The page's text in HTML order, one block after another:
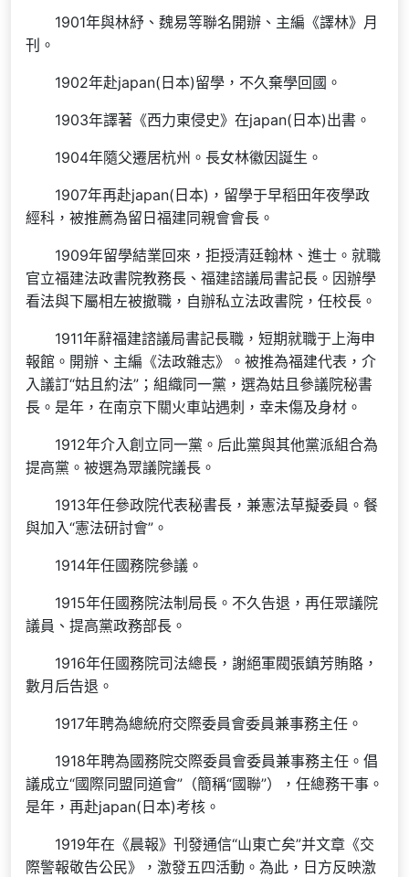
1901年與林紓、魏易等聯名開辦、主編《譯林》月
刊。
1902年赴japan(日本)留學，不久棄學回國。
1903年譯著《西力東侵史》在japan(日本)出書。
1904年隨父遷居杭州。長女林徽因誕生。
1907年再赴japan(日本)，留學于早稻田年夜學政
經科，被推薦為留日福建同親會會長。
1909年留學結業回來，拒授清廷翰林、進士。就職
官立福建法政書院教務長、福建諮議局書記長。因辦學
看法與下屬相左被撤職，自辦私立法政書院，任校長。
1911年辭福建諮議局書記長職，短期就職于上海申
報館。開辦、主編《法政雜志》。被推為福建代表，介
入議訂“姑且約法”；組織同一黨，選為姑且參議院秘書
長。是年，在南京下關火車站遇刺，幸未傷及身材。
1912年介入創立同一黨。后此黨與其他黨派組合為
提高黨。被選為眾議院議長。
1913年任參政院代表秘書長，兼憲法草擬委員。餐
與加入“憲法研討會”。
1914年任國務院參議。
1915年任國務院法制局長。不久告退，再任眾議院
議員、提高黨政務部長。
1916年任國務院司法總長，謝絕軍閥張鎮芳賄賂，
數月后告退。
1917年聘為總統府交際委員會委員兼事務主任。
1918年聘為國務院交際委員會委員兼事務主任。倡
議成立“國際同盟同道會”（簡稱“國聯”），任總務干事。
是年，再赴japan(日本)考核。
1919年在《晨報》刊發通信“山東亡矣”并文章《交
際警報敬告公民》，激發五四活動。為此，日方反映激